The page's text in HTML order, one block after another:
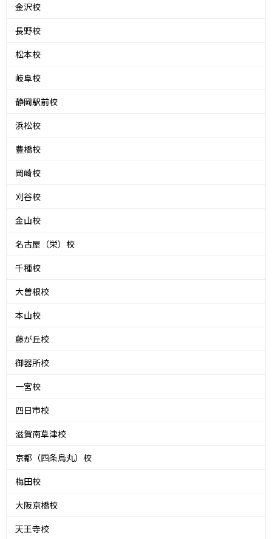
金沢校
長野校
松本校
岐阜校
静岡駅前校
浜松校
豊橋校
岡崎校
刈谷校
金山校
名古屋（栄）校
千種校
大曽根校
本山校
藤が丘校
御器所校
一宮校
四日市校
滋賀南草津校
京都（四条烏丸）校
梅田校
大阪京橋校
天王寺校